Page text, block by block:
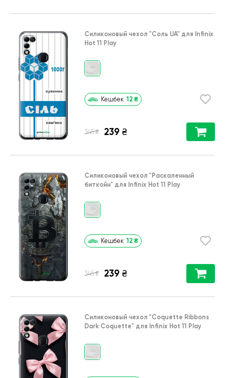
Силиконовый чехол "Соль UA" для Infinix
Hot 11 Play
Кешбек 12 ₴
345 ₴ 239 ₴
Силиконовый чехол "Раскаленный
биткойн" для Infinix Hot 11 Play
Кешбек 12 ₴
345 ₴ 239 ₴
Силиконовый чехол "Coquette Ribbons
Dark Coquette" для Infinix Hot 11 Play